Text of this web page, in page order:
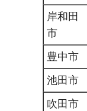
岸和田
市
豊中市
池田市
吹田市